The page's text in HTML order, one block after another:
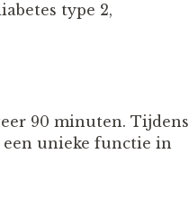
type 2,
90 minuten. Tijdens
een unieke functie in